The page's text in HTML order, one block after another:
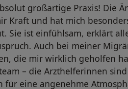
großartige Praxis! Die
Kraft und hat mich
Sie ist einfühlsam, erklärt
Auch bei meiner
die mir wirklich geholfen
– die Arzthelferinnen
für eine angenehme